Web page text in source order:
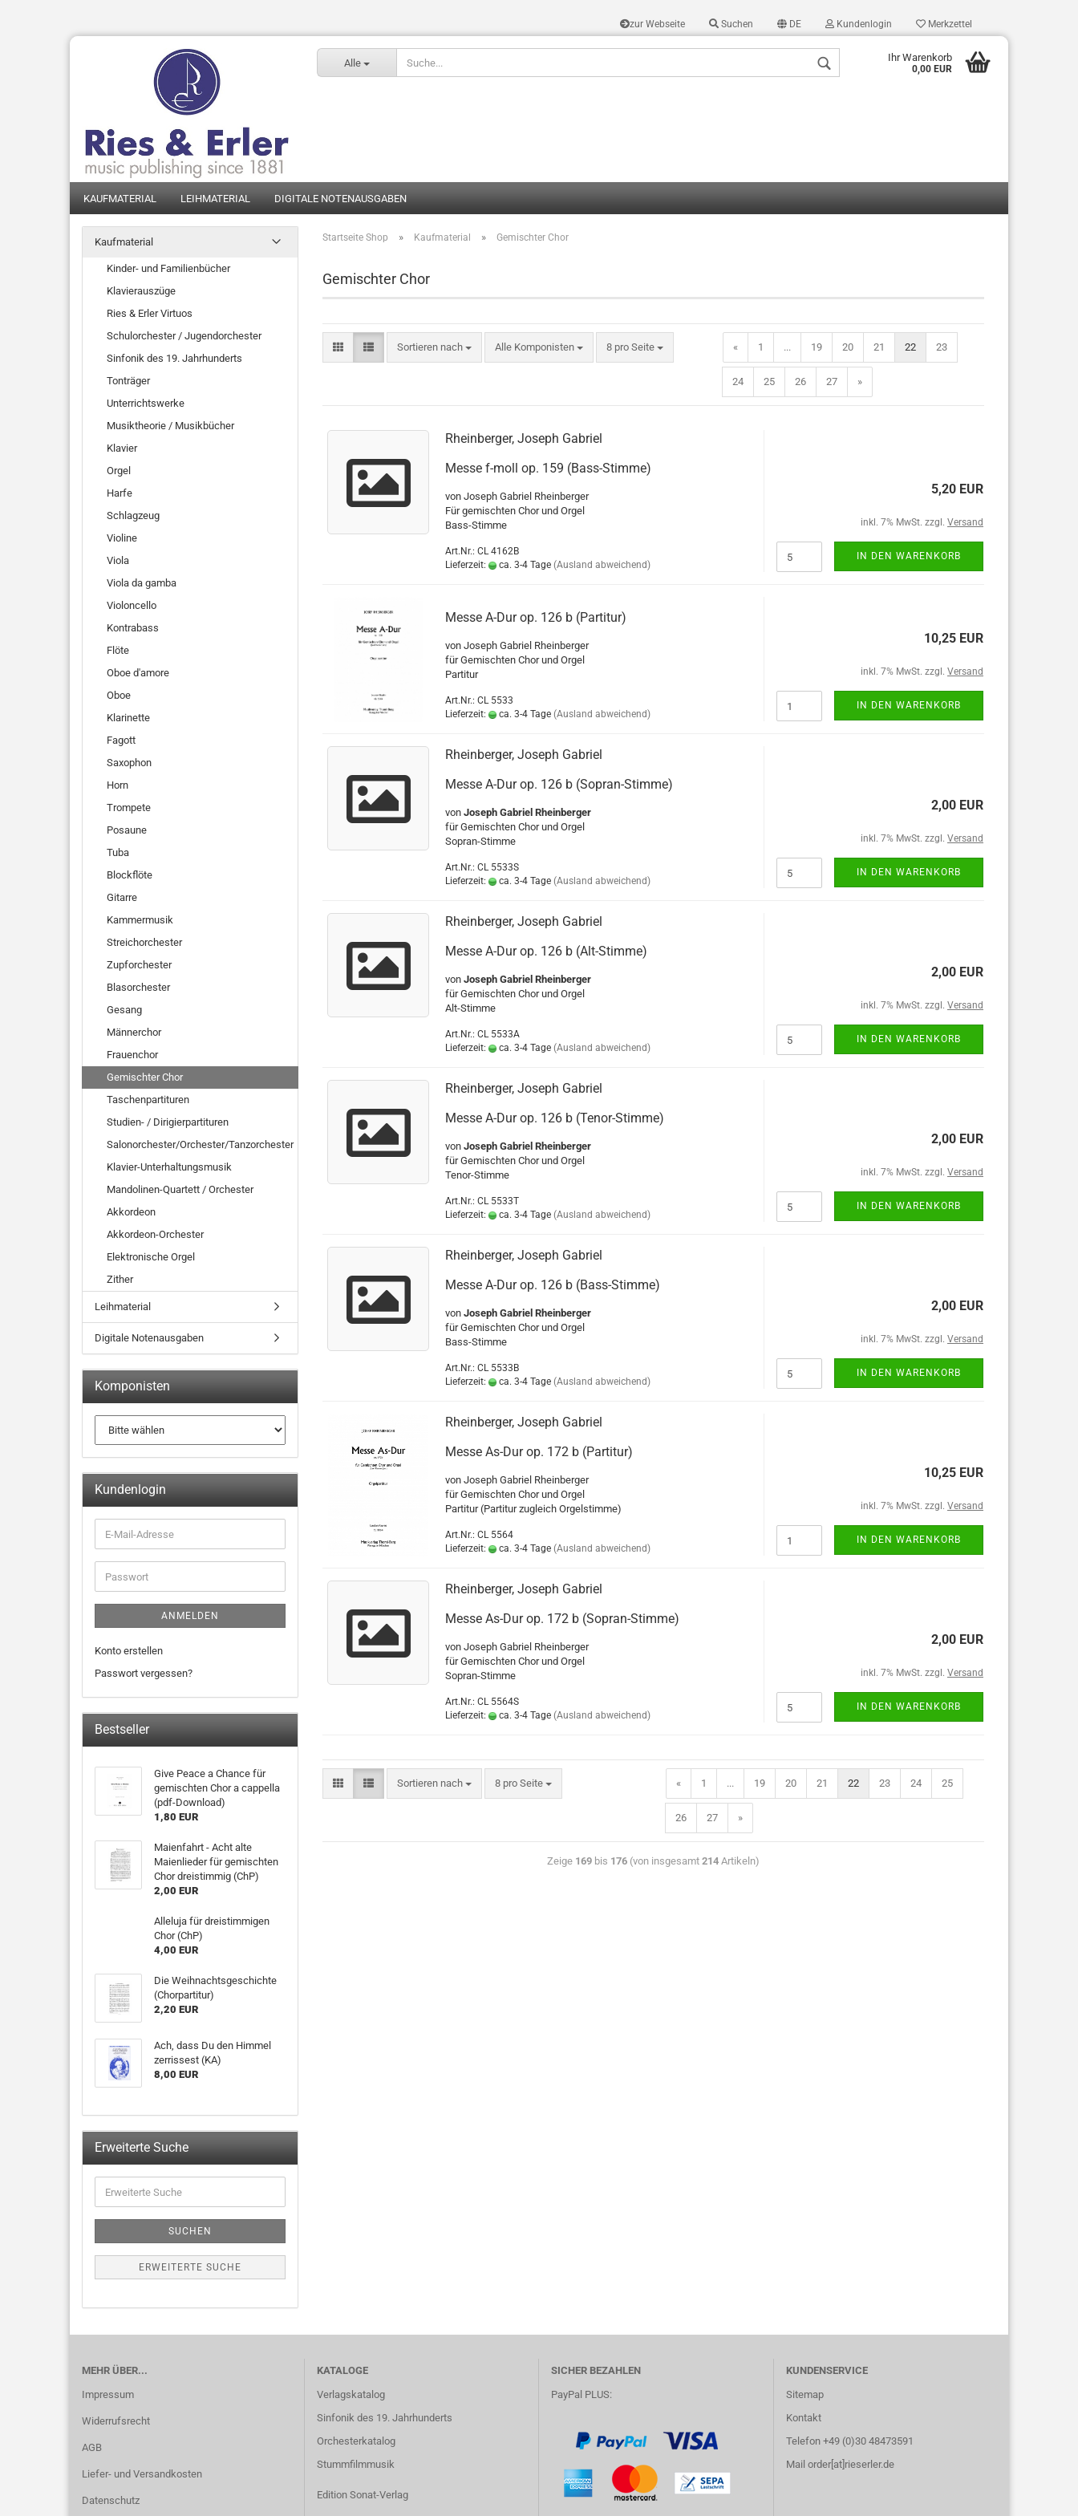
zur Webseite Suchen DE Kundenlogin Merkzettel
Alle Ihr Warenkorb
0,00 EUR
KAUFMATERIAL LEIHMATERIAL DIGITALE NOTENAUSGABEN
Startseite Shop » Kaufmaterial » Gemischter Chor
Gemischter Chor
Sortieren nach Alle Komponisten 8 pro Seite « 1 ... 19 20 21 22 23
24 25 26 27 »
Rheinberger, Joseph Gabriel
Messe f-moll op. 159 (Bass-Stimme)
von Joseph Gabriel Rheinberger
Für gemischten Chor und Orgel
Bass-Stimme
Art.Nr.: CL 4162B
Lieferzeit:
ca. 3-4 Tage (Ausland abweichend)
5,20 EUR
inkl. 7% MwSt. zzgl. Versand
IN DEN WARENKORB
Messe A-Dur op. 126 b (Partitur)
von Joseph Gabriel Rheinberger
für Gemischten Chor und Orgel
Partitur
Art.Nr.: CL 5533
Lieferzeit:
ca. 3-4 Tage (Ausland abweichend)
10,25 EUR
inkl. 7% MwSt. zzgl. Versand
IN DEN WARENKORB
Rheinberger, Joseph Gabriel
Messe A-Dur op. 126 b (Sopran-Stimme)
von Joseph Gabriel Rheinberger
für Gemischten Chor und Orgel
Sopran-Stimme
Art.Nr.: CL 5533S
Lieferzeit:
ca. 3-4 Tage (Ausland abweichend)
2,00 EUR
inkl. 7% MwSt. zzgl. Versand
IN DEN WARENKORB
Rheinberger, Joseph Gabriel
Messe A-Dur op. 126 b (Alt-Stimme)
von Joseph Gabriel Rheinberger
für Gemischten Chor und Orgel
Alt-Stimme
Art.Nr.: CL 5533A
Lieferzeit:
ca. 3-4 Tage (Ausland abweichend)
2,00 EUR
inkl. 7% MwSt. zzgl. Versand
IN DEN WARENKORB
Rheinberger, Joseph Gabriel
Messe A-Dur op. 126 b (Tenor-Stimme)
von Joseph Gabriel Rheinberger
für Gemischten Chor und Orgel
Tenor-Stimme
Art.Nr.: CL 5533T
Lieferzeit:
ca. 3-4 Tage (Ausland abweichend)
2,00 EUR
inkl. 7% MwSt. zzgl. Versand
IN DEN WARENKORB
Rheinberger, Joseph Gabriel
Messe A-Dur op. 126 b (Bass-Stimme)
von Joseph Gabriel Rheinberger
für Gemischten Chor und Orgel
Bass-Stimme
Art.Nr.: CL 5533B
Lieferzeit:
ca. 3-4 Tage (Ausland abweichend)
2,00 EUR
inkl. 7% MwSt. zzgl. Versand
IN DEN WARENKORB
Rheinberger, Joseph Gabriel
Messe As-Dur op. 172 b (Partitur)
von Joseph Gabriel Rheinberger
für Gemischten Chor und Orgel
Partitur (Partitur zugleich Orgelstimme)
Art.Nr.: CL 5564
Lieferzeit:
ca. 3-4 Tage (Ausland abweichend)
10,25 EUR
inkl. 7% MwSt. zzgl. Versand
IN DEN WARENKORB
Rheinberger, Joseph Gabriel
Messe As-Dur op. 172 b (Sopran-Stimme)
von Joseph Gabriel Rheinberger
für Gemischten Chor und Orgel
Sopran-Stimme
Art.Nr.: CL 5564S
Lieferzeit:
ca. 3-4 Tage (Ausland abweichend)
2,00 EUR
inkl. 7% MwSt. zzgl. Versand
IN DEN WARENKORB
Sortieren nach 8 pro Seite « 1 ... 19 20 21 22 23 24 25
26 27 »
Zeige 169 bis 176 (von insgesamt 214 Artikeln)
Kaufmaterial
Kinder- und Familienbücher
Klavierauszüge
Ries & Erler Virtuos
Schulorchester / Jugendorchester
Sinfonik des 19. Jahrhunderts
Tonträger
Unterrichtswerke
Musiktheorie / Musikbücher
Klavier
Orgel
Harfe
Schlagzeug
Violine
Viola
Viola da gamba
Violoncello
Kontrabass
Flöte
Oboe d'amore
Oboe
Klarinette
Fagott
Saxophon
Horn
Trompete
Posaune
Tuba
Blockflöte
Gitarre
Kammermusik
Streichorchester
Zupforchester
Blasorchester
Gesang
Männerchor
Frauenchor
Gemischter Chor
Taschenpartituren
Studien- / Dirigierpartituren
Salonorchester/Orchester/Tanzorchester
Klavier-Unterhaltungsmusik
Mandolinen-Quartett / Orchester
Akkordeon
Akkordeon-Orchester
Elektronische Orgel
Zither
Leihmaterial
Digitale Notenausgaben
Komponisten
Kundenlogin
ANMELDEN
Konto erstellen
Passwort vergessen?
Bestseller
Give Peace a Chance für
gemischten Chor a cappella
(pdf-Download)
1,80 EUR
Maienfahrt - Acht alte
Maienlieder für gemischten
Chor dreistimmig (ChP)
2,00 EUR
Alleluja für dreistimmigen
Chor (ChP)
4,00 EUR
Die Weihnachtsgeschichte
(Chorpartitur)
2,20 EUR
Ach, dass Du den Himmel
zerrissest (KA)
8,00 EUR
Erweiterte Suche
SUCHEN
ERWEITERTE SUCHE
MEHR ÜBER...
Impressum
Widerrufsrecht
AGB
Liefer- und Versandkosten
Datenschutz
KATALOGE
Verlagskatalog
Sinfonik des 19. Jahrhunderts
Orchesterkatalog
Stummfilmmusik
Edition Sonat-Verlag
SICHER BEZAHLEN
PayPal PLUS:
KUNDENSERVICE
Sitemap
Kontakt
Telefon +49 (0)30 48473591
Mail order[at]rieserler.de